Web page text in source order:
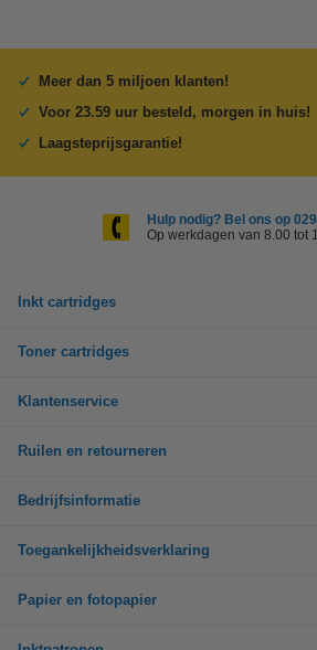
Meer dan 5 miljoen klanten!
Voor 23.59 uur besteld, morgen in huis!
Laagsteprijsgarantie!
Hulp nodig? Bel ons op
Op werkdagen van 8.00 tot
Inkt cartridges
Toner cartridges
Klantenservice
Ruilen en retourneren
Bedrijfsinformatie
Toegankelijkheidsverklaring
Papier en fotopapier